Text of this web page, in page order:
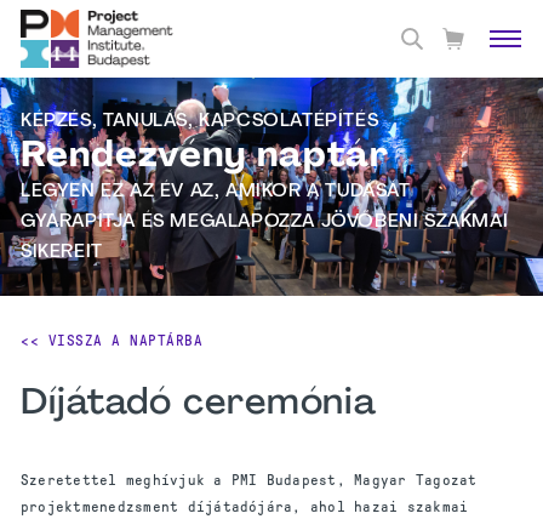
KÉPZÉS, TANULÁS, KAPCSOLATÉPÍTÉS
Rendezvény naptár
LEGYEN EZ AZ ÉV AZ, AMIKOR A TUDÁSÁT
GYARAPÍTJA ÉS MEGALAPOZZA JÖVŐBENI SZAKMAI
SIKEREIT
<< VISSZA A NAPTÁRBA
Díjátadó ceremónia
Szeretettel meghívjuk a PMI Budapest, Magyar Tagozat
projektmenedzsment díjátadójára, ahol hazai szakmai